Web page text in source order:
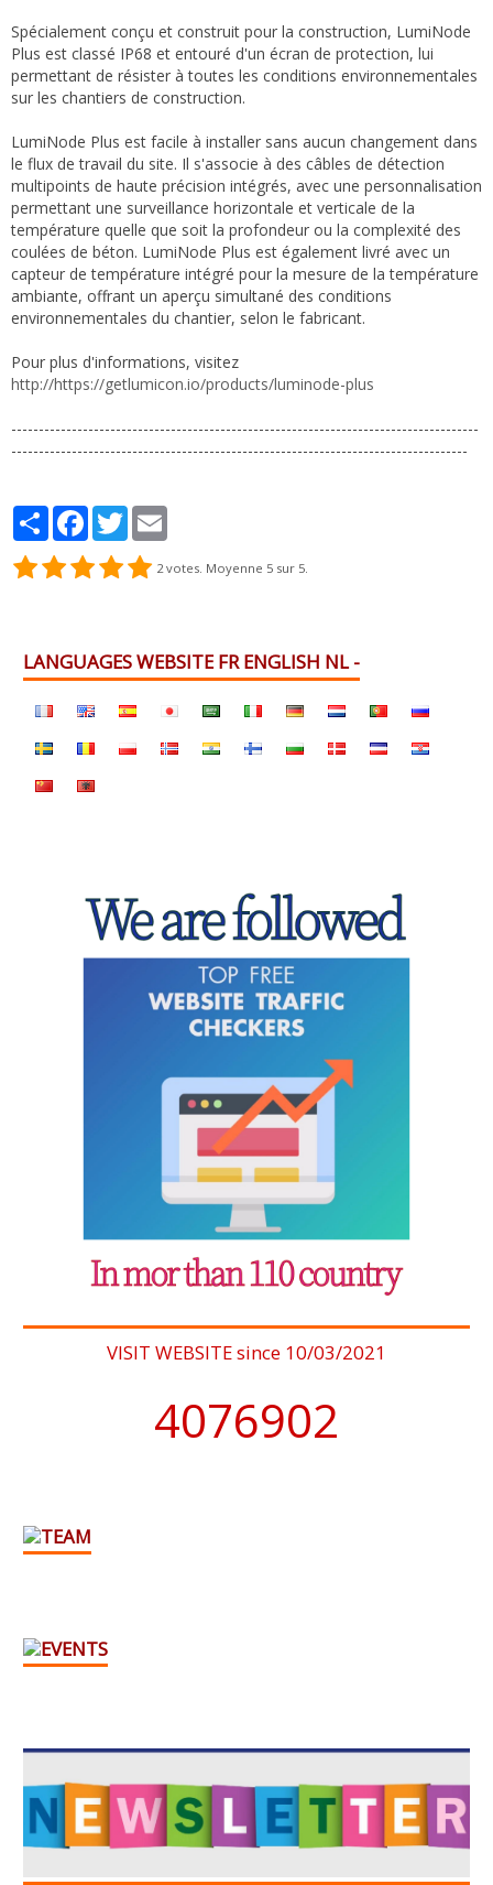
Spécialement conçu et construit pour la construction, LumiNode
Plus est classé IP68 et entouré d'un écran de protection, lui
permettant de résister à toutes les conditions environnementales
sur les chantiers de construction.
LumiNode Plus est facile à installer sans aucun changement dans
le flux de travail du site. Il s'associe à des câbles de détection
multipoints de haute précision intégrés, avec une personnalisation
permettant une surveillance horizontale et verticale de la
température quelle que soit la profondeur ou la complexité des
coulées de béton. LumiNode Plus est également livré avec un
capteur de température intégré pour la mesure de la température
ambiante, offrant un aperçu simultané des conditions
environnementales du chantier, selon le fabricant.
Pour plus d'informations, visitez
http://https://getlumicon.io/products/luminode-plus
-------------------------------------------------------------------------------------
-----------------------------------------------------------------------------------
PartagerFacebook
Twitter
2 votes. Moyenne 5 sur 5.
LANGUAGES WEBSITE FR ENGLISH NL -
VISIT WEBSITE since 10/03/2021
4076902